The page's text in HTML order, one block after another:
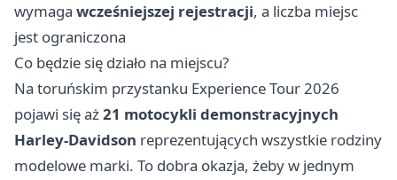
wymaga wcześniejszej rejestracji, a liczba miejsc
jest ograniczona
Co będzie się działo na miejscu?
Na toruńskim przystanku Experience Tour 2026
pojawi się aż21 motocykli demonstracyjnych
Harley-Davidson reprezentujących wszystkie rodziny
modelowe marki. To dobra okazja, żeby w jednym